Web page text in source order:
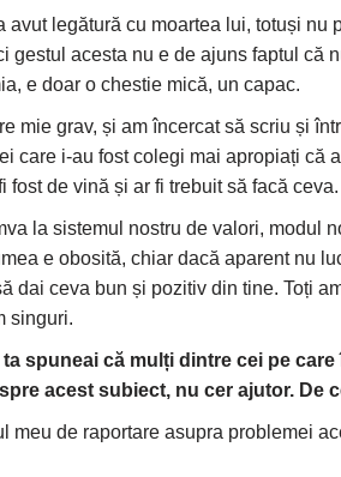
avut legătură cu moartea lui, totuși nu
gestul acesta nu e de ajuns faptul că
e doar o chestie mică, un capac.
mie grav, și am încercat să scriu și
care i-au fost colegi mai apropiați că
fost de vină și ar fi trebuit să facă ceva.
la sistemul nostru de valori, modul
e obosită, chiar dacă aparent nu
dai ceva bun și pozitiv din tine. Toți
singuri.
ta spuneai că mulți dintre cei pe
acest subiect, nu cer ajutor. De
meu de raportare asupra problemei